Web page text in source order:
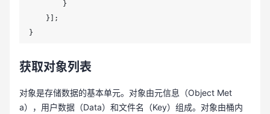
}
获取对象列表
对象是存储数据的基本单元。对象由元信息（Object Met
a），用户数据（Data）和文件名（Key）组成。对象由桶内